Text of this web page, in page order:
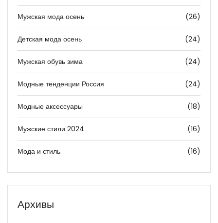
Мужская мода осень (26)
Детская мода осень (24)
Мужская обувь зима (24)
Модные тенденции Россия (24)
Модные аксессуары (18)
Мужские стили 2024 (16)
Мода и стиль (16)
Архивы